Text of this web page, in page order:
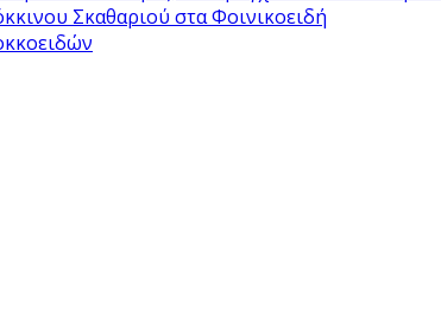
Σκαθαριού στα Φοινικοειδή